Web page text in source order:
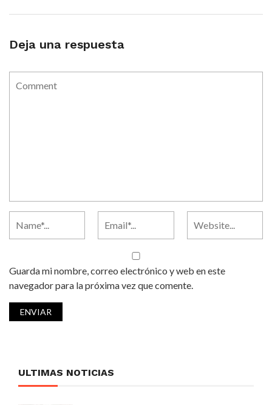
Deja una respuesta
Guarda mi nombre, correo electrónico y web en este
navegador para la próxima vez que comente.
ULTIMAS NOTICIAS